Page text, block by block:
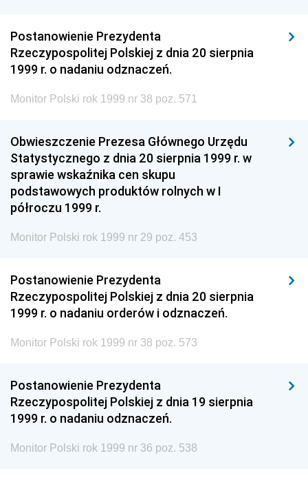
Postanowienie Prezydenta
Rzeczypospolitej Polskiej z dnia 20 sierpnia
1999 r. o nadaniu odznaczeń.
Monitor Polski rok 1999 nr 38 poz. 571
Obwieszczenie Prezesa Głównego Urzędu
Statystycznego z dnia 20 sierpnia 1999 r. w
sprawie wskaźnika cen skupu
podstawowych produktów rolnych w I
półroczu 1999 r.
Monitor Polski rok 1999 nr 29 poz. 453
Postanowienie Prezydenta
Rzeczypospolitej Polskiej z dnia 20 sierpnia
1999 r. o nadaniu orderów i odznaczeń.
Monitor Polski rok 1999 nr 38 poz. 573
Postanowienie Prezydenta
Rzeczypospolitej Polskiej z dnia 19 sierpnia
1999 r. o nadaniu odznaczeń.
Monitor Polski rok 1999 nr 36 poz. 538